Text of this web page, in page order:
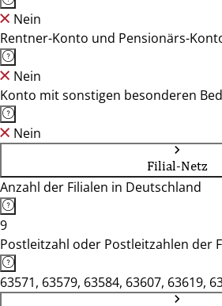
Nein
Rentner-Konto und Pensionärs-
Nein
Konto mit sonstigen besonderen
Nein
Filial-Netz
Anzahl der Filialen in Deutschland
9
Postleitzahl oder Postleitzahlen der
63571, 63579, 63584, 63607, 63619,